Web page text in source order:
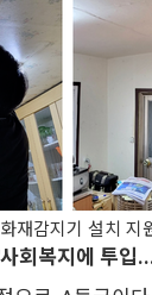
재감지기 설치 지
회복지에 투입